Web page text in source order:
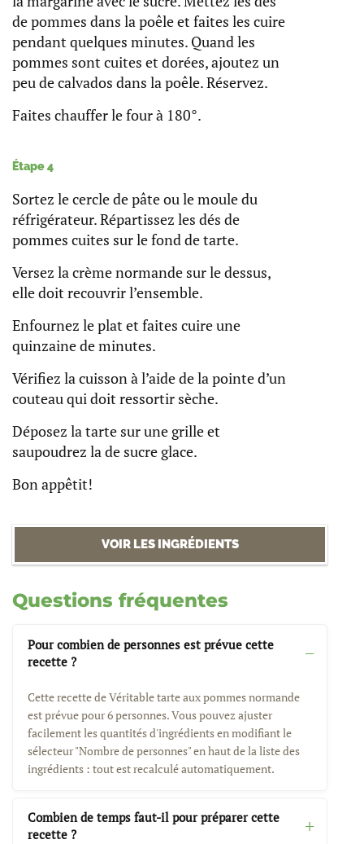
de pommes dans la poêle et faites les cuire
pendant quelques minutes. Quand les
pommes sont cuites et dorées, ajoutez un
peu de calvados dans la poêle. Réservez.
Faites chauffer le four à 180°.
Étape 4
Sortez le cercle de pâte ou le moule du
réfrigérateur. Répartissez les dés de
pommes cuites sur le fond de tarte.
Versez la crème normande sur le dessus,
elle doit recouvrir l’ensemble.
Enfournez le plat et faites cuire une
quinzaine de minutes.
Vérifiez la cuisson à l’aide de la pointe d’un
couteau qui doit ressortir sèche.
Déposez la tarte sur une grille et
saupoudrez la de sucre glace.
Bon appêtit!
VOIR LES INGRÉDIENTS
Questions fréquentes
Pour combien de personnes est prévue cette
recette ?
Cette recette de Véritable tarte aux pommes normande
est prévue pour 6 personnes. Vous pouvez ajuster
facilement les quantités d'ingrédients en modifiant le
sélecteur "Nombre de personnes" en haut de la liste des
ingrédients : tout est recalculé automatiquement.
Combien de temps faut-il pour préparer cette
recette ?